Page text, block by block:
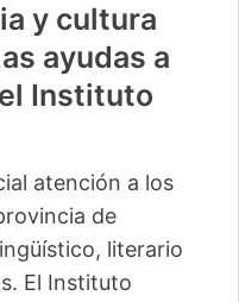
y cultura
ayudas a
Instituto
atención a los
de
literario
El Instituto